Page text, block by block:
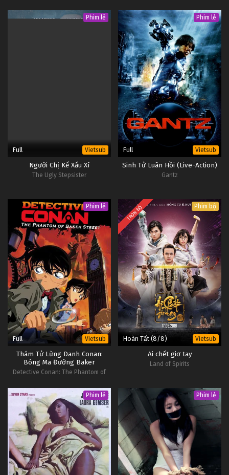
Phim lẻ
Full Vietsub
Người Chị Kế Xấu Xí
The Ugly Stepsister
Phim lẻ
Full Vietsub
Sinh Tử Luân Hồi (Live-Action)
Gantz
Phim lẻ
Full Vietsub
Thám Tử Lừng Danh Conan:
Bóng Ma Đường Baker
Detective Conan: The Phantom of
TRỌN BỘ Phim bộ
Hoàn Tất (8/8) Vietsub
Ai chết giơ tay
Land of Spirits
Phim lẻ Phim lẻ